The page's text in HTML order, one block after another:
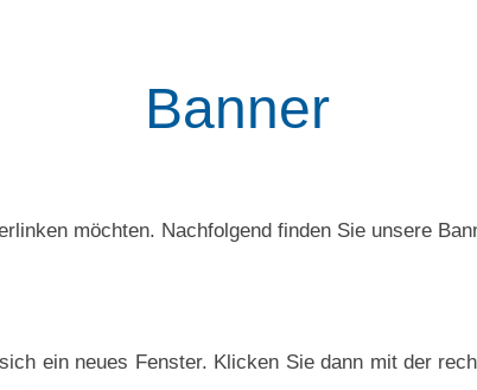
Banner
möchten. Nachfolgend finden Sie unsere
ein neues Fenster. Klicken Sie dann mit der